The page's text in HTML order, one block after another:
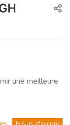
une meilleure